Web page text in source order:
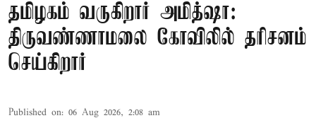
தமிழகம் வருகிறார் அமித்ஷா:
திருவண்ணாமலை கோவிலில் தரிசனம்
செய்கிறார்
Published on: 06 Aug 2026, 2:08 am